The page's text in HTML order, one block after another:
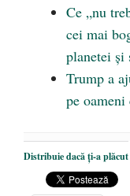
Ce „nu
cei mai
planetei şi
Trump a
pe oameni
Distribuie dacă ți-a plăcut